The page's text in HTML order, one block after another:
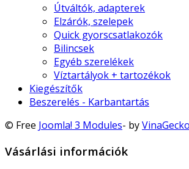
Útváltók, adapterek
Elzárók, szelepek
Quick gyorscsatlakozók
Bilincsek
Egyéb szerelékek
Víztartályok + tartozékok
Kiegészítők
Beszerelés - Karbantartás
© Free Joomla! 3 Modules- by
Vásárlási információk